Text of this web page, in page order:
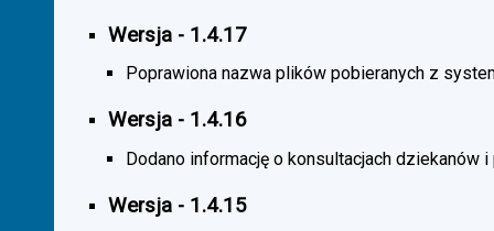
Wersja - 1.4.17
Poprawiona nazwa plików pobieranych z
Wersja - 1.4.16
Dodano informację o konsultacjach dziekanów
Wersja - 1.4.15